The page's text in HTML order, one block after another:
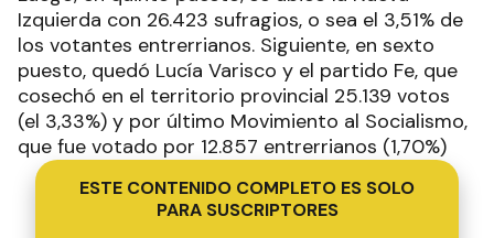
Izquierda con 26.423 sufragios, o sea el 3,51% de
los votantes entrerrianos. Siguiente, en sexto
puesto, quedó Lucía Varisco y el partido Fe, que
cosechó en el territorio provincial 25.139 votos
(el 3,33%) y por último Movimiento al Socialismo,
que fue votado por 12.857 entrerrianos (1,70%)
ESTE CONTENIDO COMPLETO ES SOLO
PARA SUSCRIPTORES